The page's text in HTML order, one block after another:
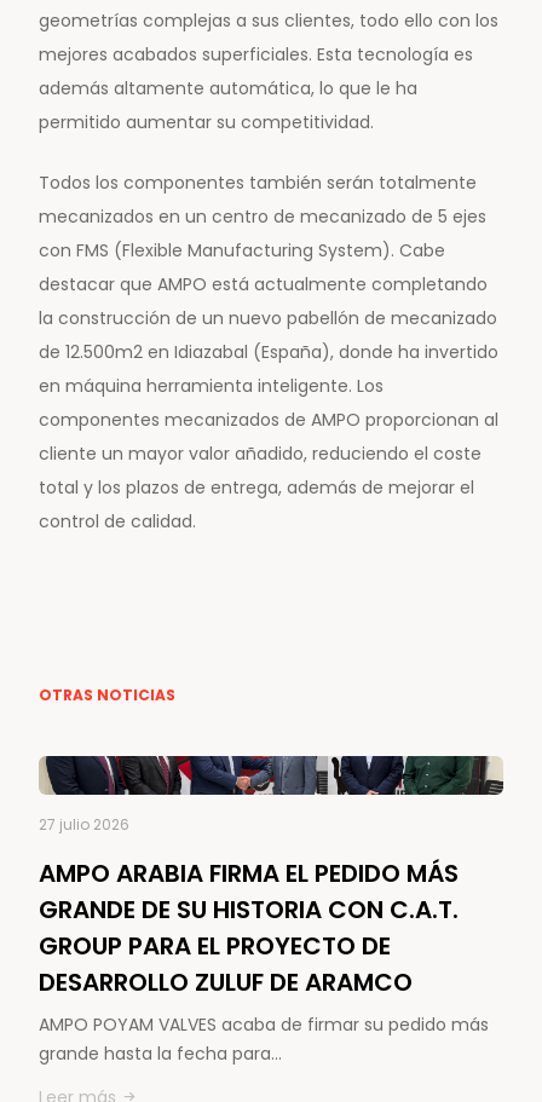
geometrías complejas a sus clientes, todo ello con los
mejores acabados superficiales. Esta tecnología es
además altamente automática, lo que le ha
permitido aumentar su competitividad.
Todos los componentes también serán totalmente
mecanizados en un centro de mecanizado de 5 ejes
con FMS (Flexible Manufacturing System). Cabe
destacar que AMPO está actualmente completando
la construcción de un nuevo pabellón de mecanizado
de 12.500m2 en Idiazabal (España), donde ha invertido
en máquina herramienta inteligente. Los
componentes mecanizados de AMPO proporcionan al
cliente un mayor valor añadido, reduciendo el coste
total y los plazos de entrega, además de mejorar el
control de calidad.
OTRAS NOTICIAS
27 julio 2026
AMPO ARABIA FIRMA EL PEDIDO MÁS
GRANDE DE SU HISTORIA CON C.A.T.
GROUP PARA EL PROYECTO DE
DESARROLLO ZULUF DE ARAMCO
AMPO POYAM VALVES acaba de firmar su pedido más
grande hasta la fecha para…
Leer más